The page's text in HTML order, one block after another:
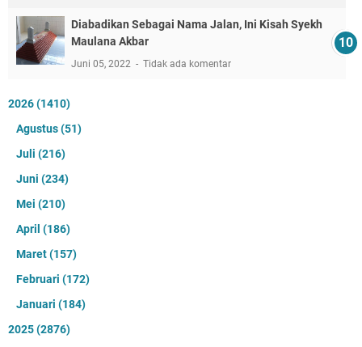
Diabadikan Sebagai Nama Jalan, Ini Kisah Syekh
Maulana Akbar
Juni 05, 2022 Tidak ada komentar
2026(1410)
Agustus(51)
Juli (216)
Juni (234)
Mei (210)
April (186)
Maret(157)
Februari (172)
Januari (184)
2025(2876)